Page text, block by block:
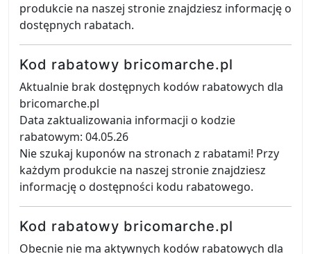
produkcie na naszej stronie znajdziesz informację o
dostępnych rabatach.
Kod rabatowy bricomarche.pl
Aktualnie brak dostępnych kodów rabatowych dla
bricomarche.pl
Data zaktualizowania informacji o kodzie
rabatowym: 04.05.26
Nie szukaj kuponów na stronach z rabatami! Przy
każdym produkcie na naszej stronie znajdziesz
informację o dostępności kodu rabatowego.
Kod rabatowy bricomarche.pl
Obecnie nie ma aktywnych kodów rabatowych dla